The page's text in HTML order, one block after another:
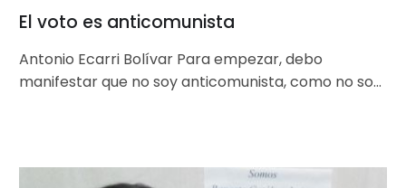
El voto es anticomunista
Antonio Ecarri Bolívar Para empezar, debo
manifestar que no soy anticomunista, como no soy